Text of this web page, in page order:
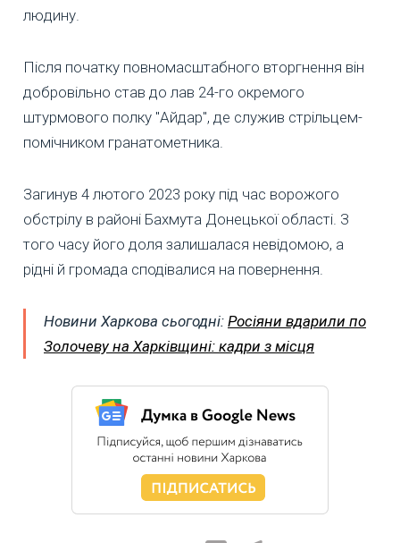
людину.
Після початку повномасштабного вторгнення він
добровільно став до лав 24-го окремого
штурмового полку "Айдар", де служив стрільцем-
помічником гранатометника.
Загинув 4 лютого 2023 року під час ворожого
обстрілу в районі Бахмута Донецької області. З
того часу його доля залишалася невідомою, а
рідні й громада сподівалися на повернення.
Новини Харкова сьогодні: Росіяни вдарили по
Золочеву на Харківщині: кадри з місця